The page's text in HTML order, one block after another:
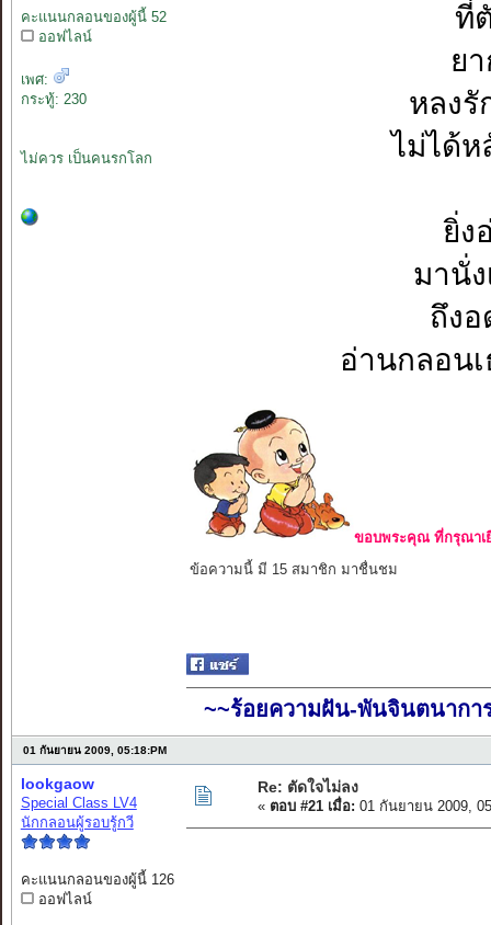
คะแนนกลอนของผู้นี้ 52
ออฟไลน์
เพศ:
กระทู้: 230
ไม่ควร เป็นคนรกโลก
ที่
ย
หลง
ไม่ได้ห
ยิ่ง
มานั่
ถึง
อ่านกลอน
ขอบพระคุณ ที่กรุณาเ
ข้อความนี้ มี 15 สมาชิก มาชื่นชม
~~ร้อยความฝัน-พันจินตนากา
01 กันยายน 2009, 05:18:PM
lookgaow
Special Class LV4
นักกลอนผู้รอบรู้กวี
คะแนนกลอนของผู้นี้ 126
ออฟไลน์
Re: ตัดใจไม่ลง
« ตอบ #21 เมื่อ: 01 กันยายน 2009,